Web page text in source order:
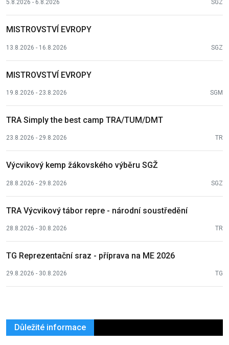
5.8.2026 - 6.8.2026 SGZ
MISTROVSTVÍ EVROPY
13.8.2026 - 16.8.2026 SGZ
MISTROVSTVÍ EVROPY
19.8.2026 - 23.8.2026 SGM
TRA Simply the best camp TRA/TUM/DMT
23.8.2026 - 29.8.2026 TR
Výcvikový kemp žákovského výběru SGŽ
28.8.2026 - 29.8.2026 SGZ
TRA Výcvikový tábor repre - národní soustředění
28.8.2026 - 30.8.2026 TR
TG Reprezentační sraz - příprava na ME 2026
29.8.2026 - 30.8.2026 TG
Důležité informace